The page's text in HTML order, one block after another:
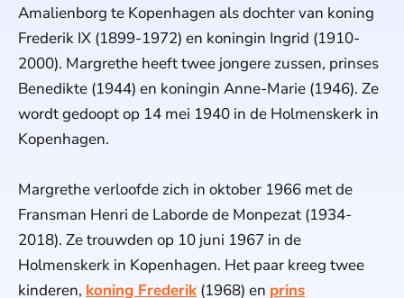
Amalienborg te Kopenhagen als dochter van koning
Frederik IX (1899-1972) en koningin Ingrid (1910-
2000). Margrethe heeft twee jongere zussen, prinses
Benedikte (1944) en koningin Anne-Marie (1946). Ze
wordt gedoopt op 14 mei 1940 in de Holmenskerk in
Kopenhagen.
Margrethe verloofde zich in oktober 1966 met de
Fransman Henri de Laborde de Monpezat (1934-
2018). Ze trouwden op 10 juni 1967 in de
Holmenskerk in Kopenhagen. Het paar kreeg twee
kinderen, koning Frederik (1968) en prins